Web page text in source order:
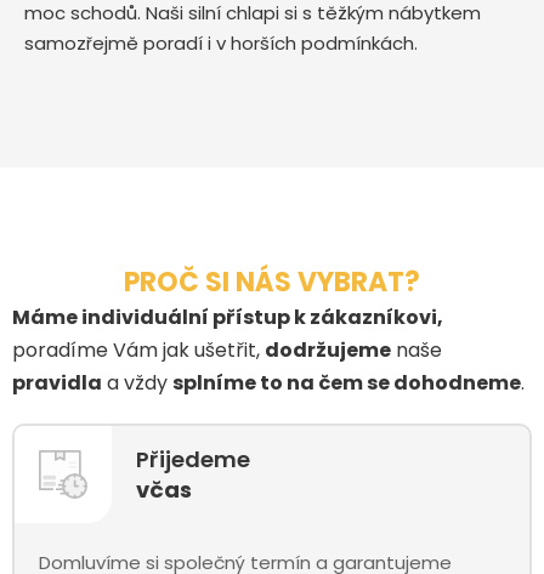
moc schodů. Naši silní chlapi si s těžkým nábytkem
samozřejmě poradí i v horších podmínkách.
PROČ SI NÁS VYBRAT?
Máme individuální přístup k zákazníkovi,
poradíme Vám jak ušetřit, dodržujeme naše
pravidla a vždy splníme to na čem se dohodneme.
Přijedeme
včas
Domluvíme si společný termín a garantujeme